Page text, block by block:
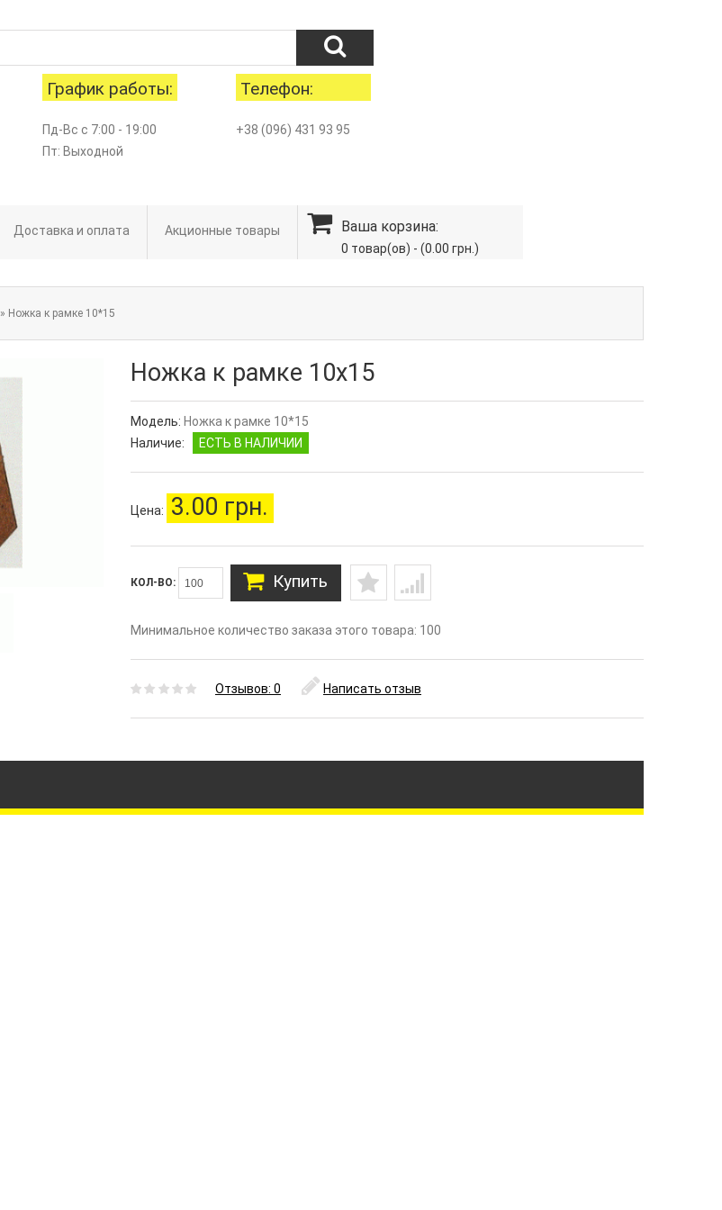
График работы:
Пд-Вс с 7:00 - 19:00
Пт: Выходной
Телефон:
+38 (096) 431 93 95
Доставка и оплата Акционные товары Ваша корзина:
0 товар(ов) - (0.00 грн.)
» Ножка к рамке 10*15
Ножка к рамке 10х15
Модель: Ножка к рамке 10*15
Наличие:
ЕСТЬ В НАЛИЧИИ
Цена: 3.00 грн.
КОЛ-ВО: Купить
Минимальное количество заказа этого товара: 100
Отзывов: 0 Написать отзыв